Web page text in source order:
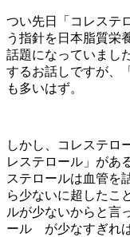
つい先日「コレステ
う指針を日本脂質栄
話題になっていまし
するお話しですが、
も多いはず。
しかし、コレステロ
レステロール」が
ステロールは血管を
ら少ないに超したこ
ルが少ないからと言
ール が少なすぎれ